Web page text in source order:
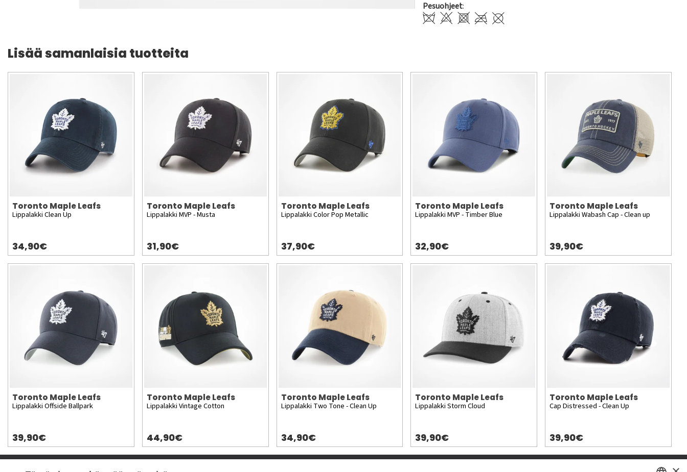
Pesuohjeet:
Lisää samanlaisia tuotteita
Toronto Maple Leafs
Lippalakki Clean Up
34,90€
Toronto Maple Leafs
Lippalakki MVP - Musta
31,90€
Toronto Maple Leafs
Lippalakki Color Pop Metallic
37,90€
Toronto Maple Leafs
Lippalakki MVP - Timber Blue
32,90€
Toronto Maple Leafs
Lippalakki Wabash Cap - Clean up
39,90€
Toronto Maple Leafs
Lippalakki Offside Ballpark
39,90€
Toronto Maple Leafs
Lippalakki Vintage Cotton
44,90€
Toronto Maple Leafs
Lippalakki Two Tone - Clean Up
34,90€
Toronto Maple Leafs
Lippalakki Storm Cloud
39,90€
Toronto Maple Leafs
Cap Distressed - Clean Up
39,90€